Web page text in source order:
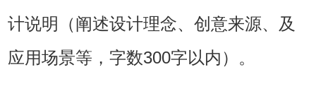
计说明（阐述设计理念、创意来源、及
应用场景等，字数300字以内）。